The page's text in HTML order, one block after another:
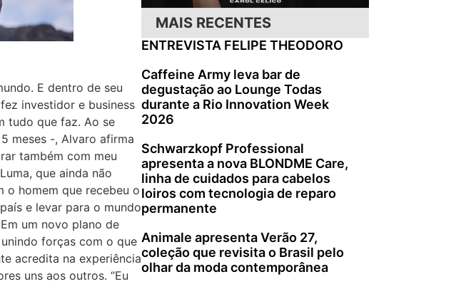
E dentro de seu
investidor e business
tudo que faz. Ao se
meses -, Alvaro afirma
também com meu
que ainda não
o homem que recebeu o
e levar para o mundo
um novo plano de
forças com o que
acredita na experiência
uns aos outros. “Eu
MAIS RECENTES
ENTREVISTA FELIPE THEODORO
Caffeine Army leva bar de
degustação ao Lounge Todas
durante a Rio Innovation Week
2026
Schwarzkopf Professional
apresenta a nova BLONDME Care,
linha de cuidados para cabelos
loiros com tecnologia de reparo
permanente
Animale apresenta Verão 27,
coleção que revisita o Brasil pelo
olhar da moda contemporânea